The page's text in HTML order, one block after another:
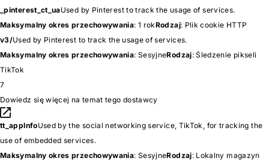
_pinterest_ct_uaUsed by Pinterest to track the usage of services.
Maksymalny okres przechowywania: 1 rokRodzaj: Plik cookie HTTP
v3/Used by Pinterest to track the usage of services.
Maksymalny okres przechowywania: SesyjneRodzaj: Śledzenie pikseli
TikTok
7
Dowiedz się więcej na temat tego dostawcy
tt_appInfoUsed by the social networking service, TikTok, for tracking the
use of embedded services.
Maksymalny okres przechowywania: SesyjneRodzaj: Lokalny magazyn